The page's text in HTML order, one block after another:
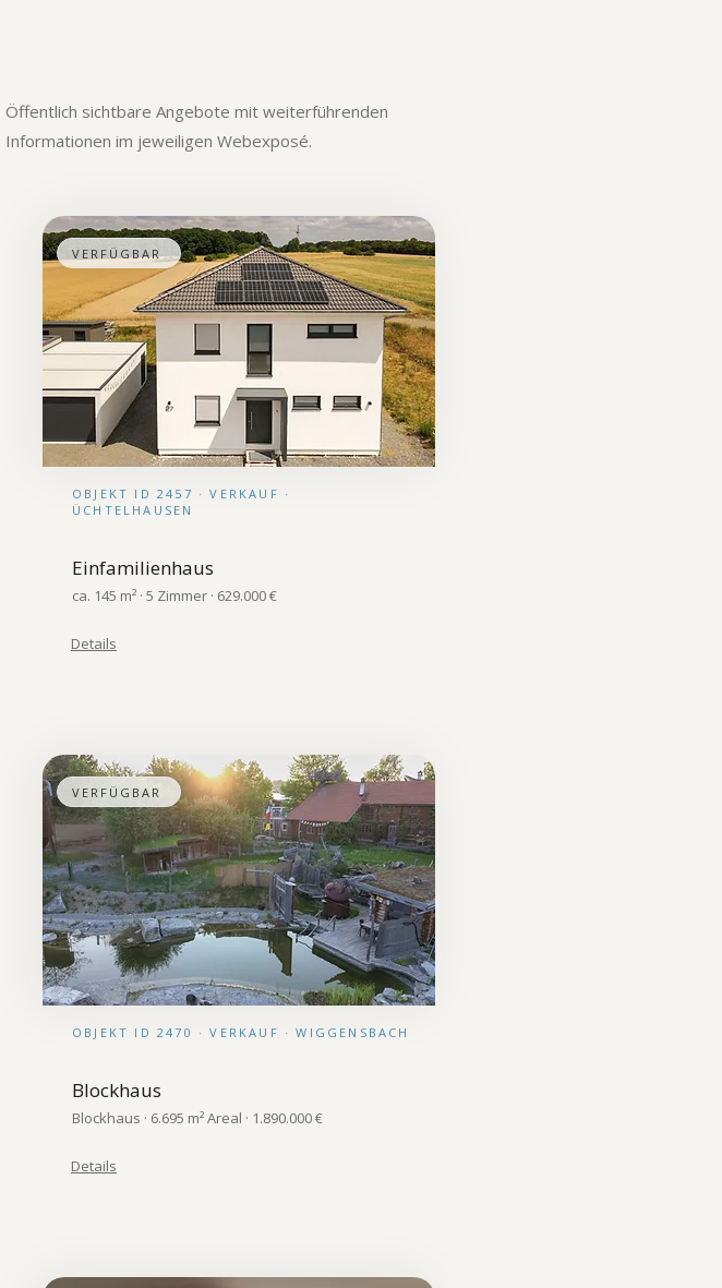
Öffentlich sichtbare Angebote mit weiterführenden
Informationen im jeweiligen Webexposé.
VERFÜGBAR
OBJEKT ID 2457 · VERKAUF ·
ÜCHTELHAUSEN
Einfamilienhaus
ca. 145 m² · 5 Zimmer · 629.000 €
Details
VERFÜGBAR
OBJEKT ID 2470 · VERKAUF · WIGGENSBACH
Blockhaus
Blockhaus · 6.695 m² Areal · 1.890.000 €
Details